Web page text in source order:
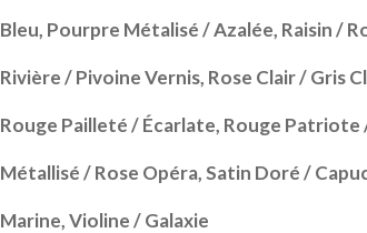
Bleu, Pourpre Métalisé / Azalée, Raisin /
Rivière / Pivoine Vernis, Rose Clair / Gris
Rouge Pailleté / Écarlate, Rouge Patriote
Métallisé / Rose Opéra,Satin Doré /
Marine,Violine / Galaxie